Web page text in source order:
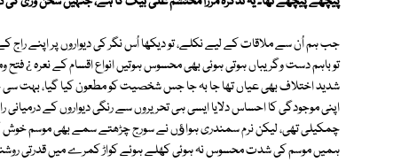
جب ہم اُن سے ملاقات کے لیے نکلے، تو دیکھا اُس نگر کی دیواروں پر اپنے
تو باہم دست وگریباں ہوتی ہوئی بھی محسوس ہوتیں انواع اقسام کے نعرہ ¿
شدید اختلاف بھی عیاں تھا جا بہ جا جس شخصیت کو مطعون کیا گیا، بہت
اپنی موجودگی کا احساس دلایا ایسی ہی تحریروں سے رنگی دیواروں کے
چمکیلی تھی، لیکن نرم سمندری ہواﺅں نے سورج چڑھتے سمے بھی موسم خوش
ہمیں موسم کی شدت محسوس نہ ہوئی کھلے ہوئے کواڑ کمرے میں قدرتی روشنی